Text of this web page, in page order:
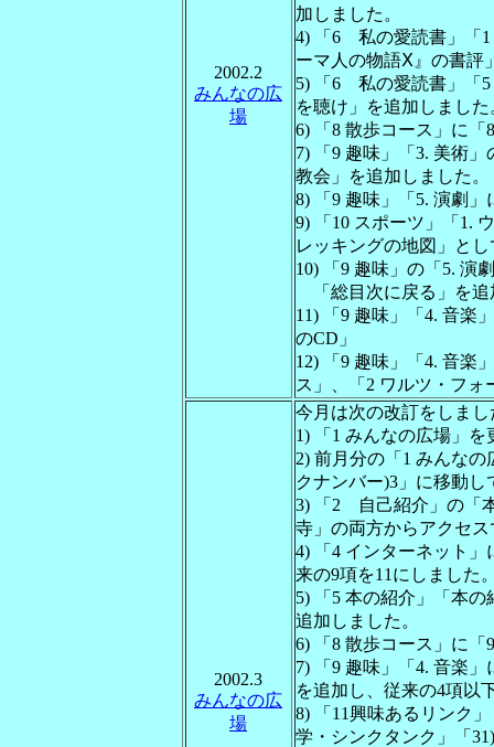
2002.2
みんなの広
場
加しました。
4) 「6 私の愛読書」「
ーマ人の物語Ⅹ』の書評
5) 「6 私の愛読書」「
を聴け」を追加しました
6) 「8 散歩コース」に
7) 「9 趣味」「3. 美術
教会」を追加しました。
8) 「9 趣味」「5. 演劇
9) 「10 スポーツ」「1.
レッキングの地図」と
10) 「9 趣味」の「5. 演
「総目次に戻る」を追
11) 「9 趣味」「4. 音楽
のCD」
12) 「9 趣味」「4. 音楽
ス」、「2 ワルツ・フォ
2002.3
みんなの広
場
今月は次の改訂をしまし
1) 「1 みんなの広場」を
2) 前月分の「1 みんな
クナンバー)3」に移動し
3) 「2 自己紹介」の「
寺」の両方からアクセ
4) 「4 インターネット
来の9項を11にしました
5) 「5 本の紹介」「本
追加しました。
6) 「8 散歩コース」に
7) 「9 趣味」「4. 音楽
を追加し、従来の4項以
8) 「11興味あるリンク
学・シンクタンク」「